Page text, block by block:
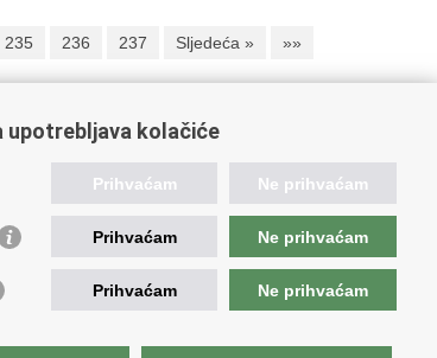
235 236 237 Sljedeća » »»
pravosudnog sustava
korupcije i organiziranog kriminaliteta
vijeće
komora
upotrebljava kolačiće
Prihvaćam Ne prihvaćam
Prihvaćam Ne prihvaćam
Prihvaćam Ne prihvaćam